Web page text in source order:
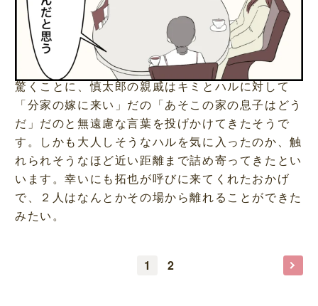
驚くことに、慎太郎の親戚はキミとハルに対して
「分家の嫁に来い」だの「あそこの家の息子はどう
だ」だのと無遠慮な言葉を投げかけてきたそうで
す。しかも大人しそうなハルを気に入ったのか、触
れられそうなほど近い距離まで詰め寄ってきたとい
います。幸いにも拓也が呼びに来てくれたおかげ
で、２人はなんとかその場から離れることができた
みたい。
1 2